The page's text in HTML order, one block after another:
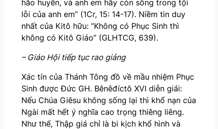
hão huyền, và anh em hãy còn sống trong tội
lỗi của anh em” (1Cr, 15: 14-17). Niềm tin duy
nhất của Kitô hữu: “Không có Phục Sinh thì
không có Kitô Giáo” (GLHTCG, 639).
– Giáo Hội tiếp tục rao giảng
Xác tín của Thánh Tông đồ về mầu nhiệm Phục
Sinh được Đức GH. Bênêđíctô XVI diễn giải:
Nếu Chúa Giêsu không sống lại thì khổ nạn của
Ngài mất hết ý nghĩa cao trọng thiêng liêng.
Như thế, Thập giá chỉ là bi kịch khổ hình và